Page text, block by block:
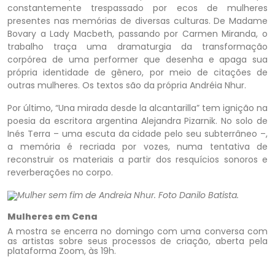
constantemente trespassado por ecos de mulheres
presentes nas memórias de diversas culturas. De Madame
Bovary a Lady Macbeth, passando por Carmen Miranda, o
trabalho traça uma dramaturgia da transformação
corpórea de uma performer que desenha e apaga sua
própria identidade de gênero, por meio de citações de
outras mulheres. Os textos são da própria Andréia Nhur.
Por último, “Una mirada desde la alcantarilla” tem ignição na
poesia da escritora argentina Alejandra Pizarnik. No solo de
Inés Terra – uma escuta da cidade pelo seu subterrâneo –,
a memória é recriada por vozes, numa tentativa de
reconstruir os materiais a partir dos resquícios sonoros e
reverberações no corpo.
Mulher sem fim de Andreia Nhur. Foto Danilo Batista.
Mulheres em Cena
A mostra se encerra no domingo com uma conversa com
as artistas sobre seus processos de criação, aberta pela
plataforma Zoom, às 19h.